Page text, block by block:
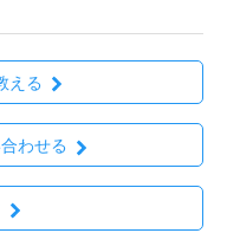
える
わせる